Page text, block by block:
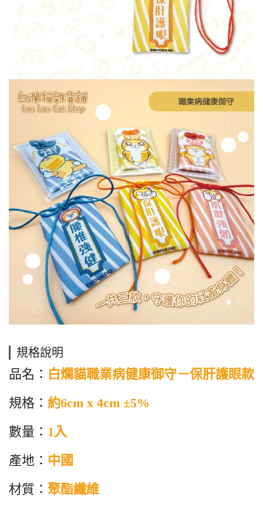
規格說明
品名： 白爛貓職業病健康御守－保肝護眼款
規格： 約6cm x 4cm ±5%
數量： 1入
產地： 中國
材質： 聚酯纖維